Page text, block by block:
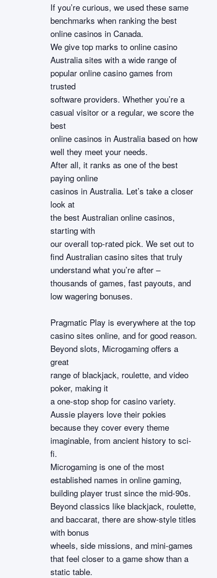
If you’re curious, we used these same
benchmarks when ranking the best
online casinos in Canada.
We give top marks to online casino
Australia sites with a wide range of
popular online casino games from
trusted
software providers. Whether you’re a
casual visitor or a regular, we score the
best
online casinos in Australia based on how
well they meet your needs.
After all, it ranks as one of the best
paying online
casinos in Australia. Let’s take a closer
look at
the best Australian online casinos,
starting with
our overall top-rated pick. We set out to
find Australian casino sites that truly
understand what you’re after –
thousands of games, fast payouts, and
low wagering bonuses.
Pragmatic Play is everywhere at the top
casino sites online, and for good reason.
Beyond slots, Microgaming offers a
great
range of blackjack, roulette, and video
poker, making it
a one-stop shop for casino variety.
Aussie players love their pokies
because they cover every theme
imaginable, from ancient history to sci-
fi.
Microgaming is one of the most
established names in online gaming,
building player trust since the mid-90s.
Beyond classics like blackjack, roulette,
and baccarat, there are show-style titles
with bonus
wheels, side missions, and mini-games
that feel closer to a game show than a
static table.